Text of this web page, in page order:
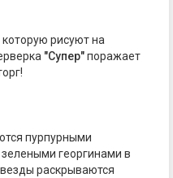
которую рисуют на
"Супер"поражает
пурпурными
георгинами в
раскрываются